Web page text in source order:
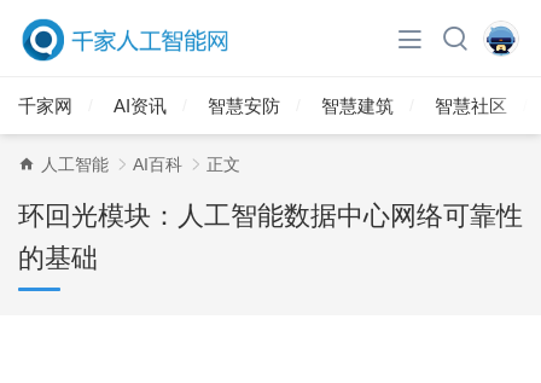
千家网 AI资讯 智慧安防 智慧建筑 智慧社区
人工智能 AI百科 正文
环回光模块：人工智能数据中心网络可靠性
的基础